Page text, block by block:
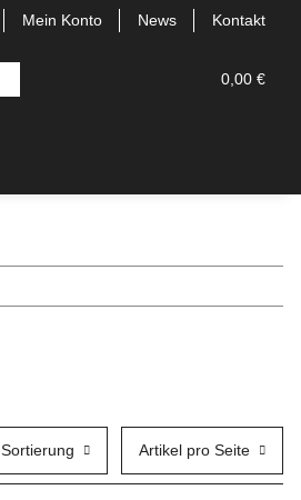
Mein Konto News Kontakt
0,00 €
Sortierung Artikel pro Seite